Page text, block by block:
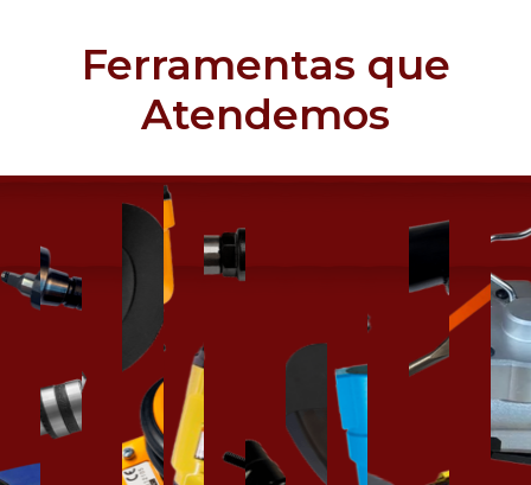
Ferramentas que
Atendemos